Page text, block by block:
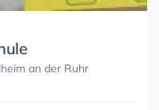
an der Ruhr